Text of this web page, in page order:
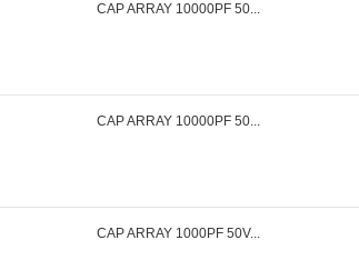
CAP ARRAY 10000PF 50...
CAP ARRAY 10000PF 50...
CAP ARRAY 1000PF 50V...